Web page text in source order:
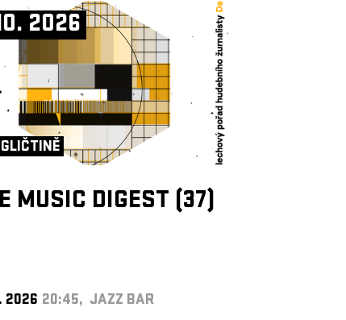
2026
MUSIC DIGEST (37)
2026 20:45, JAZZ BAR